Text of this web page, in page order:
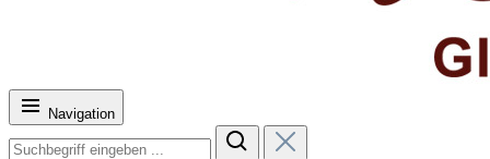
Navigation